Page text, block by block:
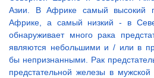
Азии. В Африке самый высокий
Африке, а самый низкий - в
обнаруживает много рака
являются небольшими и / или в
бы непризнанными. Рак
предстательной железы в мужской